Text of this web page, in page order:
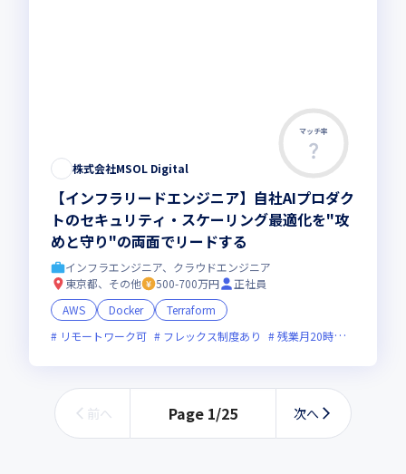
マッチ率
株式会社MSOL Digital
【インフラリードエンジニア】自社AIプロダク
トのセキュリティ・スケーリング最適化を"攻
めと守り"の両面でリードする
インフラエンジニア、クラウドエンジニア
東京都、その他
500-700万円
正社員
AWS
Docker
Terraform
リモートワーク可
フレックス制度あり 残業月20時間未満
前へ Page 1/25 次へ